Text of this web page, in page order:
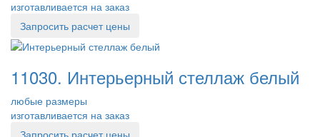
изготавливается на заказ
Запросить расчет цены
11030. Интерьерный стеллаж белый
любые размеры
изготавливается на заказ